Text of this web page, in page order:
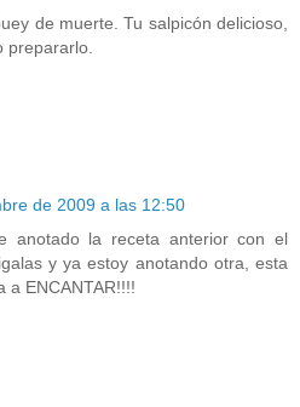
de muerte. Tu salpicón delicioso,
prepararlo.
de 2009 a las 12:50
anotado la receta anterior con el
y ya estoy anotando otra, esta
a ENCANTAR!!!!